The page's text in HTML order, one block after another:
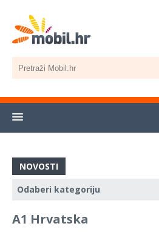
NOVOSTI
A1 Hrvatska